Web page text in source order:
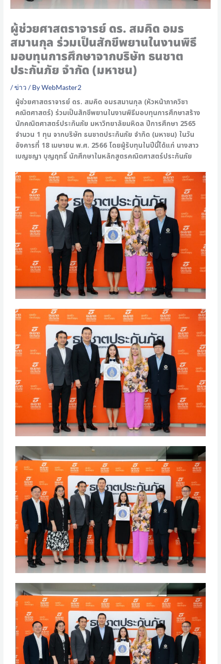
ผู้ช่วยศาสตราจารย์ ดร. สมคิด อมร
สมานกุล ร่วมเป็นสักขีพยานในงานพิธี
มอบทุนการศึกษาจากบริษัท ธนชาต
ประกันภัย จำกัด (มหาชน)
/ข่าว / ByWebMaster2
ผู้ช่วยศาสตราจารย์ ดร. สมคิด อมรสมานกุล (หัวหน้าภาควิชา
คณิตศาสตร์) ร่วมเป็นสักขีพยานในงานพิธีมอบทุนการศึกษาสร้าง
นักคณิตศาสตร์ประกันภัย มหาวิทยาลัยมหิดล ปีการศึกษา 2565
จำนวน 1 ทุน จากบริษัท ธนชาตประกันภัย จำกัด (มหาชน) ในวัน
อังคารที่ 18 เมษายน พ.ศ. 2566 โดยผู้รับทุนในปีนี้ได้แก่ นางสาว
เบญชญา บุญฤทธิ์ นักศึกษาในหลักสูตรคณิตศาสตร์ประกันภัย